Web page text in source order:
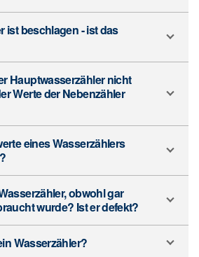
ist beschlagen - ist das
Hauptwasserzähler nicht
Werte der Nebenzähler
eines Wasserzählers
obwohl gar
wurde? Ist er defekt?
Wasserzähler?